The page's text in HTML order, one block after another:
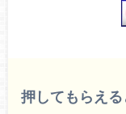
押してもらえる